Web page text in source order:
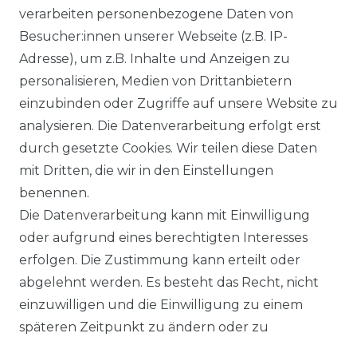
FILTER
Impressum Daten­schutz­erklärung
verarbeiten personenbezogene Daten von
Besucher:innen unserer Webseite (z.B. IP-
Adresse), um z.B. Inhalte und Anzeigen zu
personalisieren, Medien von Drittanbietern
einzubinden oder Zugriffe auf unsere Website zu
analysieren. Die Datenverarbeitung erfolgt erst
durch gesetzte Cookies. Wir teilen diese Daten
mit Dritten, die wir in den Einstellungen
benennen.
Die Datenverarbeitung kann mit Einwilligung
oder aufgrund eines berechtigten Interesses
erfolgen. Die Zustimmung kann erteilt oder
abgelehnt werden. Es besteht das Recht, nicht
einzuwilligen und die Einwilligung zu einem
späteren Zeitpunkt zu ändern oder zu